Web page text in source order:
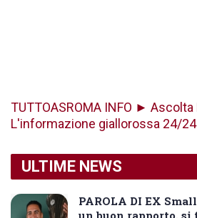
TUTTOASROMA INFO ► Ascolta
L'informazione giallorossa 24/
ULTIME NEWS
PAROLA DI EX
un buon rapporto, si